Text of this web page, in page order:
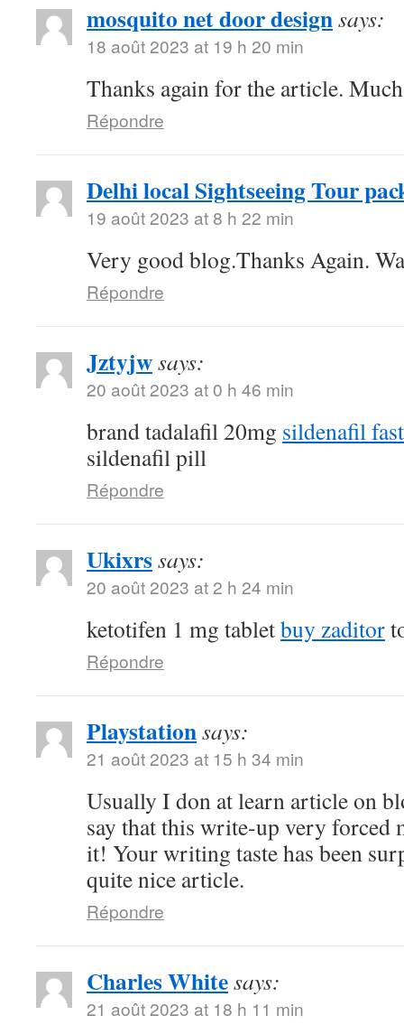
mosquito net door designsays:
18 août 2023 at 19 h 20 min
Thanks again for the article.
Répondre
Delhi local Sightseeing Tour
19 août 2023 at 8 h 22 min
Very good blog.Thanks Again.
Répondre
Jztyjwsays:
20 août 2023 at 0 h 46 min
brand tadalafil 20mg sildenafil
sildenafil pill
Répondre
Ukixrssays:
20 août 2023 at 2 h 24 min
ketotifen 1 mg tabletbuy zaditor
Répondre
Playstationsays:
21 août 2023 at 15 h 34 min
Usually I don at learn article on
say that this write-up very forced
it! Your writing taste has been
quite nice article.
Répondre
Charles Whitesays:
21 août 2023 at 18 h 11 min